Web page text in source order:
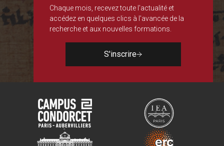
Chaque mois, recevez toute l'actualité et
accédez en quelques clics à l'avancée de la
recherche et aux nouvelles formations.
S'inscrire